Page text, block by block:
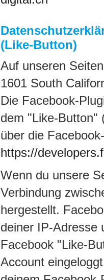
(Like-Button)
Auf unseren
1601 South
Die Facebook-
dem "Like-Button"
über die
https://
Wenn du unsere
Verbindung
hergestellt.
deiner IP-Adresse
Facebook "Like-
Account